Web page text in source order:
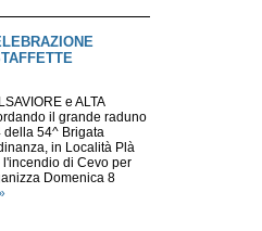
e ALTA
il grande raduno
della 54^ Brigata
in Località Plà
di Cevo per
Domenica 8